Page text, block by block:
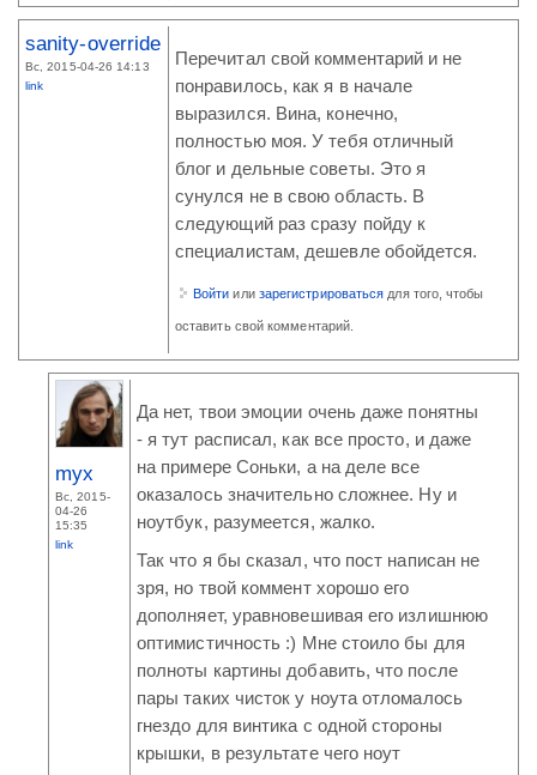
sanity-override
Вс, 2015-04-26 14:13
link
Перечитал свой комментарий и не
понравилось, как я в начале
выразился. Вина, конечно,
полностью моя. У тебя отличный
блог и дельные советы. Это я
сунулся не в свою область. В
следующий раз сразу пойду к
специалистам, дешевле обойдется.
Войти или зарегистрироваться для того, чтобы
оставить свой комментарий.
myx
Вс, 2015-
04-26
15:35
link
Да нет, твои эмоции очень даже понятны
- я тут расписал, как все просто, и даже
на примере Соньки, а на деле все
оказалось значительно сложнее. Ну и
ноутбук, разумеется, жалко.
Так что я бы сказал, что пост написан не
зря, но твой коммент хорошо его
дополняет, уравновешивая его излишнюю
оптимистичность :) Мне стоило бы для
полноты картины добавить, что после
пары таких чисток у ноута отломалось
гнездо для винтика с одной стороны
крышки, в результате чего ноут